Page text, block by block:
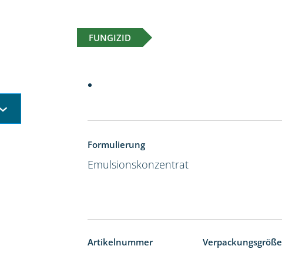
FUNGIZID
Formulierung
Emulsionskonzentrat
Artikelnummer Verpackungsgröße